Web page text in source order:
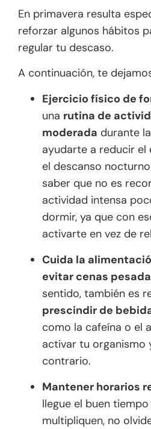
En primavera resulta
reforzar algunos hábitos
regular tu descaso.
A continuación, te
Ejercicio físico de
una rutina de
moderada durante
ayudarte a reducir
el descanso
saber que no es
actividad intensa
dormir, ya que con
activarte en vez de
Cuida la
evitar cenas
sentido, también es
prescindir de
como la cafeína o el
activar tu organismo
contrario.
Mantener horarios
llegue el buen
multipliquen, no